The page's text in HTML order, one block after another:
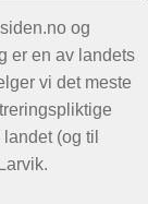
og
er en av landets
vi det meste
(og til